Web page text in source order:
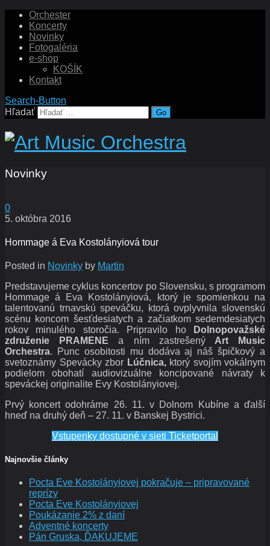
Orchester
Koncerty
Novinky
Fotogaléria
e-shop
KOŠÍK
Kontakt
Search-Button
Hľadať
Novinky
0
5. októbra 2016
Hommage á Eva Kostolányiová tour
Posted in Novinky by Martin
Predstavujeme cyklus koncertov po Slovensku, s programom
Hommage á Eva Kostolányiová, ktorý je spomienkou na
talentovanú trnavskú speváčku, ktorá ovplyvnila slovenskú
scénu koncom šesťdesiatych a začiatkom sedemdesiatych
rokov minulého storočia. Pripravilo ho
Dolnopovažské
združenie PRAMENE a ním zastrešenýArt Music
Orchestra. Punc osobitosti mu dodáva aj náš špičkový a
svetoznámy Spevácky zbor Lúčnica,ktorý svojím vokálnym
podielom obohatí audiovizuálne koncipované návraty k
speváckej originalite Evy Kostolányiovej.
Prvý koncert odohráme 26. 11. v Dolnom Kubíne a ďalší
hneď na druhý deň – 27. 11. v Banskej Bystrici.
Vstupenky dostupné v sieti Ticketportal
Najnovšie články
Pocta Eve Kostolányiovej pokračuje – pripravované
reprízy
Pocta Eve Kostolányiovej
Poukázanie 2% z daní
Adventné koncerty
Pán Gruska, ĎAKUJEME